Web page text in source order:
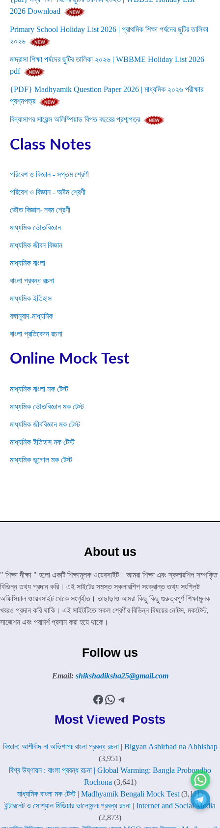
2026 Download
Primary School Holiday List 2026 | প্রাথমিক শিক্ষা পর্ষদের ছুটির তালিকা
২০২৬
মাদ্রাসা শিক্ষা পর্ষদের ছুটির তালিকা ২০২৬ | WBBME Holiday List 2026
pdf
{PDF} Madhyamik Question Paper 2026 | মাধ্যমিক ২০২৬ পরীক্ষার
প্রশ্নপত্র
বিদ্যাসাগর সায়েন্স অলিম্পিয়াড বিগত বছরের প্রশ্মপত্র
Class Notes
পরিবেশ ও বিজ্ঞান - সপ্তম শ্রেণী
পরিবেশ ও বিজ্ঞান - অষ্টম শ্রেণী
ভৌত বিজ্ঞান- নবম শ্রেণী
মাধ্যমিক ভৌতবিজ্ঞান
মাধ্যমিক জীবন বিজ্ঞান
মাধ্যমিক বাংলা
বাংলা প্রবন্ধ রচনা
মাধ্যমিক ইতিহাস
বঙ্গানুবাদ-মাধ্যমিক
বাংলা প্রতিবেদন রচনা
Online Mock Test
মাধ্যমিক বাংলা মক টেস্ট
মাধ্যমিক ভৌতবিজ্ঞান মক টেস্ট
মাধ্যমিক জীববিজ্ঞান মক টেস্ট
মাধ্যমিক ইতিহাস মক টেস্ট
মাধ্যমিক ভূগোল মক টেস্ট
About us
" শিক্ষা দীক্ষা " হলো একটি শিক্ষামূলক ওয়েবসাইট। আমরা শিক্ষা এবং স্কলারশিপ সম্পকৃিত
বিভিন্ন তথ্য প্রদান করি। এই সাইটের সমস্ত স্কলারশিপ সংক্রান্ত তথ্য সংশ্লিষ্ট
অফিসিয়াল ওয়েবসাইট থেকে সংগৃহীত। তাছাড়াও আমরা কিছু কিছু গুরুত্বপূর্ণ শিক্ষামূলক
খবরও প্রদান করি থাকি। এই সাইটটিতে সকল শ্রেণীর বিভিন্ন বিষয়ের নোটস, মকটেস্ট,
সাজেশন এবং পরামর্শ প্রদান করা হয়ে থাকে।
Follow us
Email: shikshadiksha25@gmail.com
Facebook
WhatsApp
Telegram
Most Viewed Posts
বিজ্ঞান: আশীর্বাদ না অভিশাপঃ বাংলা প্রবন্ধ রচনা | Bigyan Ashirbad na Abhishap
(3,951)
বিশ্ব উষ্ণায়ন : বাংলা প্রবন্ধ রচনা | Global Warming: Bangla Probondho
Rochona (3,641)
মাধ্যমিক বাংলা মক টেস্ট | Madhyamik Bengali Mock Test (3,111)
ইন্টারনেট ও সোশ্যাল মিডিয়ার ভালোমন্দঃ প্রবন্ধ রচনা | Internet and Social Media
(2,873)